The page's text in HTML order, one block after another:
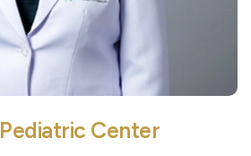
Pediatric Center